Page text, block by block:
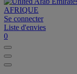
AFRIQUE
Se connecter
Liste d'envies
0